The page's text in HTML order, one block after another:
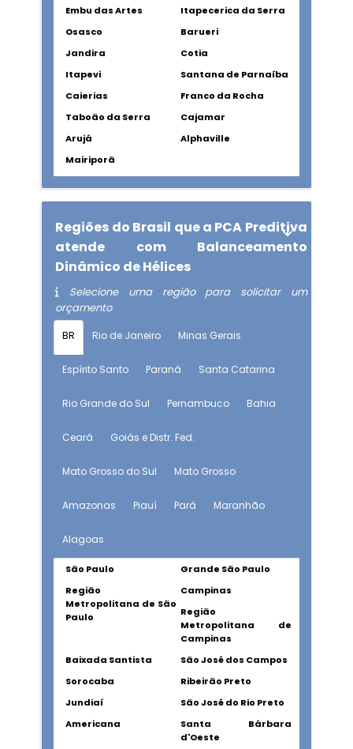
Embu das Artes
Itapecerica da Serra
Osasco
Barueri
Jandira
Cotia
Itapevi
Santana de Parnaíba
Caierias
Franco da Rocha
Taboão da Serra
Cajamar
Arujá
Alphaville
Mairiporã
Regiões do Brasil que a PCA Preditiva
atende com Balanceamento
Dinâmico de Hélices
Selecione uma região para solicitar um
orçamento
BR Rio de Janeiro Minas Gerais
Espírito Santo Paraná Santa Catarina
Rio Grande do Sul Pernambuco Bahia
Ceará Goiás e Distr. Fed.
Mato Grosso do Sul Mato Grosso
Amazonas Piauí Pará Maranhão
Alagoas
São Paulo
Grande São Paulo
Região
Metropolitana de São
Paulo
Campinas
Região
Metropolitana de
Campinas
Baixada Santista
São José dos Campos
Sorocaba
Ribeirão Preto
Jundiaí
São José do Rio Preto
Americana
Santa Bárbara
d'Oeste